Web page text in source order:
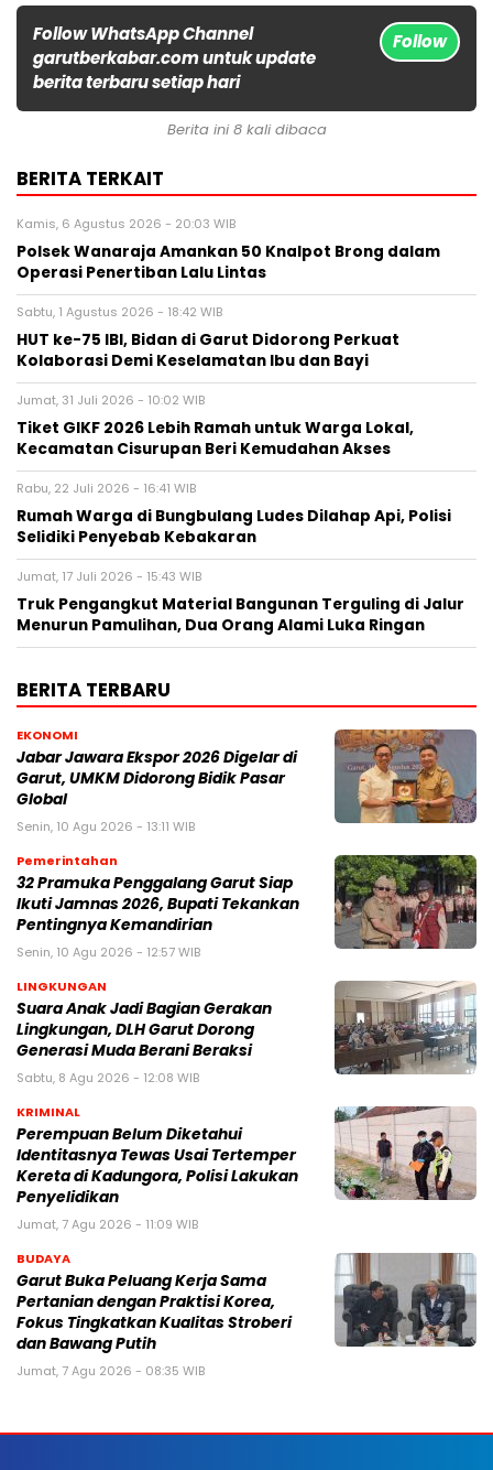
Follow WhatsApp Channel
garutberkabar.com untuk update
berita terbaru setiap hari
Follow
Berita ini 8 kali dibaca
BERITA TERKAIT
Kamis, 6 Agustus 2026 - 20:03 WIB
Polsek Wanaraja Amankan 50 Knalpot Brong dalam
Operasi Penertiban Lalu Lintas
Sabtu, 1 Agustus 2026 - 18:42 WIB
HUT ke-75 IBI, Bidan di Garut Didorong Perkuat
Kolaborasi Demi Keselamatan Ibu dan Bayi
Jumat, 31 Juli 2026 - 10:02 WIB
Tiket GIKF 2026 Lebih Ramah untuk Warga Lokal,
Kecamatan Cisurupan Beri Kemudahan Akses
Rabu, 22 Juli 2026 - 16:41 WIB
Rumah Warga di Bungbulang Ludes Dilahap Api, Polisi
Selidiki Penyebab Kebakaran
Jumat, 17 Juli 2026 - 15:43 WIB
Truk Pengangkut Material Bangunan Terguling di Jalur
Menurun Pamulihan, Dua Orang Alami Luka Ringan
BERITA TERBARU
EKONOMI
Jabar Jawara Ekspor 2026 Digelar di
Garut, UMKM Didorong Bidik Pasar
Global
Senin, 10 Agu 2026 - 13:11 WIB
Pemerintahan
32 Pramuka Penggalang Garut Siap
Ikuti Jamnas 2026, Bupati Tekankan
Pentingnya Kemandirian
Senin, 10 Agu 2026 - 12:57 WIB
LINGKUNGAN
Suara Anak Jadi Bagian Gerakan
Lingkungan, DLH Garut Dorong
Generasi Muda Berani Beraksi
Sabtu, 8 Agu 2026 - 12:08 WIB
KRIMINAL
Perempuan Belum Diketahui
Identitasnya Tewas Usai Tertemper
Kereta di Kadungora, Polisi Lakukan
Penyelidikan
Jumat, 7 Agu 2026 - 11:09 WIB
BUDAYA
Garut Buka Peluang Kerja Sama
Pertanian dengan Praktisi Korea,
Fokus Tingkatkan Kualitas Stroberi
dan Bawang Putih
Jumat, 7 Agu 2026 - 08:35 WIB